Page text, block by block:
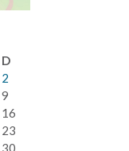
D
2
9
16
23
30